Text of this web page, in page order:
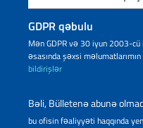
GDPR qəbulu
Mən GDPR və 30 iyun 2003-cü
əsasında şəxsi
bildirişlər
Bəli, Bülletenə abunə
bu ofisin fəaliyyəti haqqında